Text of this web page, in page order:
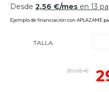
TALLA
39,95 €